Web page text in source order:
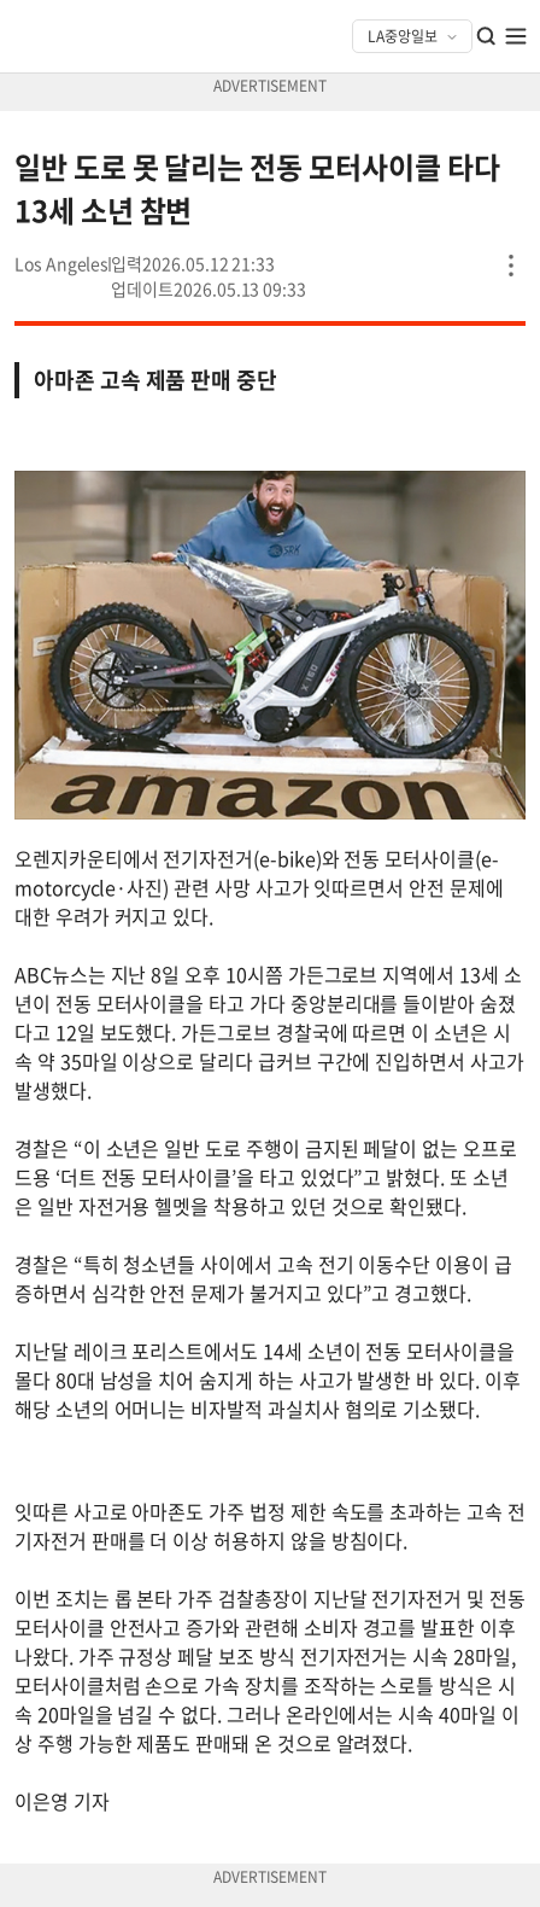
일반 도로 못 달리는 전동 모터사이클 타다
13세 소년 참변
Los Angeles
2026.05.12 21:33
2026.05.13 09:33
아마존 고속 제품 판매 중단
오렌지카운티에서 전기자전거(e-bike)와 전동 모터사이클(e-
motorcycle·사진) 관련 사망 사고가 잇따르면서 안전 문제에
대한 우려가 커지고 있다.
ABC뉴스는 지난 8일 오후 10시쯤 가든그로브 지역에서 13세 소
년이 전동 모터사이클을 타고 가다 중앙분리대를 들이받아 숨졌
다고 12일 보도했다. 가든그로브 경찰국에 따르면 이 소년은 시
속 약 35마일 이상으로 달리다 급커브 구간에 진입하면서 사고가
발생했다.
경찰은 “이 소년은 일반 도로 주행이 금지된 페달이 없는 오프로
드용 ‘더트 전동 모터사이클’을 타고 있었다”고 밝혔다. 또 소년
은 일반 자전거용 헬멧을 착용하고 있던 것으로 확인됐다.
경찰은 “특히 청소년들 사이에서 고속 전기 이동수단 이용이 급
증하면서 심각한 안전 문제가 불거지고 있다”고 경고했다.
지난달 레이크 포리스트에서도 14세 소년이 전동 모터사이클을
몰다 80대 남성을 치어 숨지게 하는 사고가 발생한 바 있다. 이후
해당 소년의 어머니는 비자발적 과실치사 혐의로 기소됐다.
잇따른 사고로 아마존도 가주 법정 제한 속도를 초과하는 고속 전
기자전거 판매를 더 이상 허용하지 않을 방침이다.
이번 조치는 롭 본타 가주 검찰총장이 지난달 전기자전거 및 전동
모터사이클 안전사고 증가와 관련해 소비자 경고를 발표한 이후
나왔다. 가주 규정상 페달 보조 방식 전기자전거는 시속 28마일,
모터사이클처럼 손으로 가속 장치를 조작하는 스로틀 방식은 시
속 20마일을 넘길 수 없다. 그러나 온라인에서는 시속 40마일 이
상 주행 가능한 제품도 판매돼 온 것으로 알려졌다.
이은영 기자